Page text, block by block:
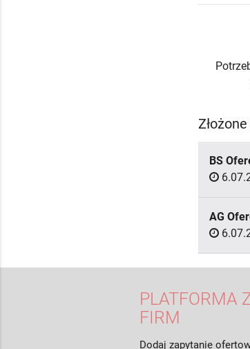
BS
AG
PLATFORMA
FIRM
Dodaj zapytanie